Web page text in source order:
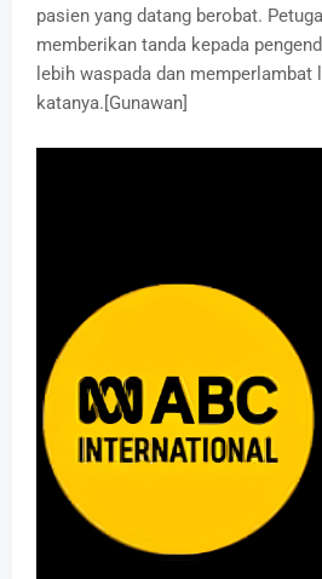
pasien yang datang berobat.
memberikan tanda kepada
lebih waspada dan memperlambat
katanya.[Gunawan]